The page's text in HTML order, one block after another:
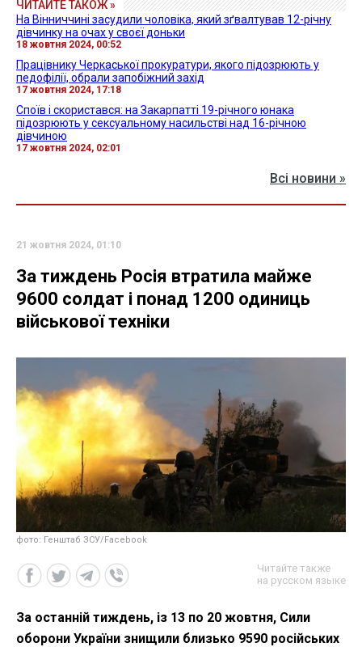
ЧИТАЙТЕ ТАКОЖ »
На Вінниччині засудили чоловіка, який зґвалтував 12-річну
дівчинку на очах у своєї доньки
18 жовтня 2024, 00:52
Працівнику Черкаської прокуратури, якого підозрюють у
педофілії, обрали запобіжний захід
17 жовтня 2024, 17:18
Споїв і скористався: на Закарпатті 19-річного юнака
підозрюють у сексуальному насильстві над 16-річною
дівчиною
17 жовтня 2024, 02:01
Всі новини »
21 жовтня 2024, 01:10
За тиждень Росія втратила майже
9600 солдат і понад 1200 одиниць
військової техніки
фото: Генштаб ЗСУ/Facebook
Читайте также
на русском языке
За останній тиждень, із 13 по 20 жовтня, Сили
оборони України знищили близько 9590 російських